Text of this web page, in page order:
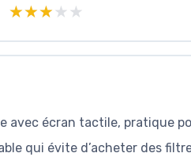
★★★★★
★★★★★
avec écran tactile, pratique
qui évite d’acheter des